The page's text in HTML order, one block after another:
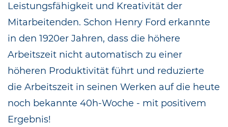
Leistungsfähigkeit und Kreativität der
Mitarbeitenden. Schon Henry Ford erkannte
in den 1920er Jahren, dass die höhere
Arbeitszeit nicht automatisch zu einer
höheren Produktivität führt und reduzierte
die Arbeitszeit in seinen Werken auf die heute
noch bekannte 40h-Woche - mit positivem
Ergebnis!